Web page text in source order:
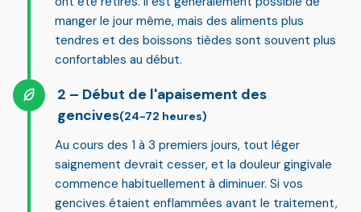
manger le jour même, mais des aliments plus
tendres et des boissons tièdes sont souvent plus
confortables au début.
Début de l'apaisement des
gencives(24-72 heures)
Au cours des 1 à 3 premiers jours, tout léger
saignement devrait cesser, et la douleur gingivale
commence habituellement à diminuer. Si vos
gencives étaient enflammées avant le traitement,